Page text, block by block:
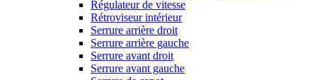
Régulateur de vitesse
Rétroviseur intérieur
Serrure arrière droit
Serrure arrière gauche
Serrure avant droit
Serrure avant gauche